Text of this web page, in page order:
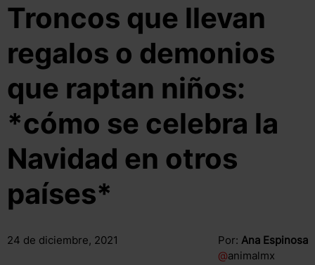
Troncos que llevan
regalos o demonios
que raptan niños:
*cómo se celebra la
Navidad en otros
países*
24 de diciembre, 2021 Por: Ana Espinosa
@animalmx